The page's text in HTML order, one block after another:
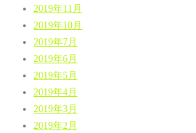
2019年11月
2019年10月
2019年7月
2019年6月
2019年5月
2019年4月
2019年3月
2019年2月